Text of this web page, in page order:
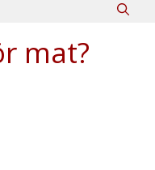
mat?